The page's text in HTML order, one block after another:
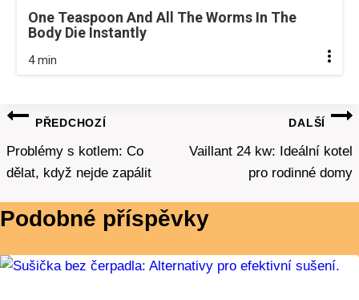
One Teaspoon And All The Worms In The
Body Die Instantly
4 min
Navigace
pro
příspěvek
PŘEDCHOZÍ
Problémy s kotlem: Co
dělat, když nejde zapálit
DALŠÍ
Vaillant 24 kw: Ideální kotel
pro rodinné domy
Podobné příspěvky